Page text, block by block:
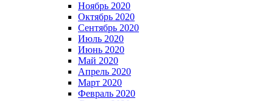
Ноябрь 2020
Октябрь 2020
Сентябрь 2020
Июль 2020
Июнь 2020
Май 2020
Апрель 2020
Март 2020
Февраль 2020